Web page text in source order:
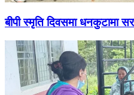
बीपी स्मृति दिवसमा धनकुटामा